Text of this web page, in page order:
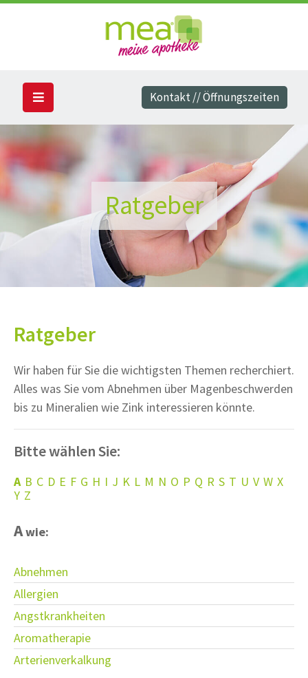
Ratgeber
Ratgeber
Wir haben für Sie die wichtigsten Themen recherchiert.
Alles was Sie vom Abnehmen über Magenbeschwerden
bis zu Mineralien wie Zink interessieren könnte.
Bitte wählen Sie:
A B C D E F G H I J K L M N O P Q R S T U V W X
Y Z
Awie:
Abnehmen
Allergien
Angstkrankheiten
Aromatherapie
Arterienverkalkung
Kontakt // Öffnungszeiten